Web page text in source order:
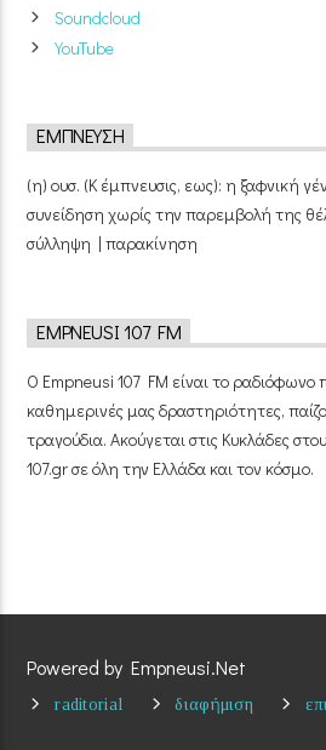
Soundcloud
YouTube
ΈΜΠΝΕΥΣΗ
(η) ουσ. (Κ έμπνευσις, εως): η ξαφνική
συνείδηση χωρίς την παρεμβολή της
σύλληψη | παρακίνηση
EMPNEUSI 107 FM
Ο Empneusi 107 FM είναι το ραδιόφωνο
καθημερινές μας δραστηριότητες,
τραγούδια. Ακούγεται στις Κυκλάδες
107.gr σε όλη την Ελλάδα και τον κόσμο.
Powered by Empneusi.Net
raditorial διαφήμιση